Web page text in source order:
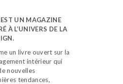
EST UN MAGAZINE
À L’UNIVERS DE LA
un livre ouvert sur la
intérieur qui
nouvelles
tendances,